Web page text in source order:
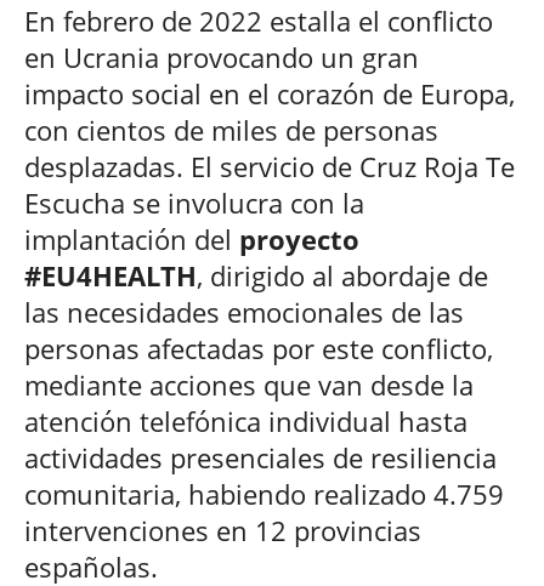
En febrero de 2022 estalla el conflicto
en Ucrania provocando un gran
impacto social en el corazón de Europa,
con cientos de miles de personas
desplazadas. El servicio de Cruz Roja Te
Escucha se involucra con la
implantación del proyecto
#EU4HEALTH, dirigido al abordaje de
las necesidades emocionales de las
personas afectadas por este conflicto,
mediante acciones que van desde la
atención telefónica individual hasta
actividades presenciales de resiliencia
comunitaria, habiendo realizado 4.759
intervenciones en 12 provincias
españolas.